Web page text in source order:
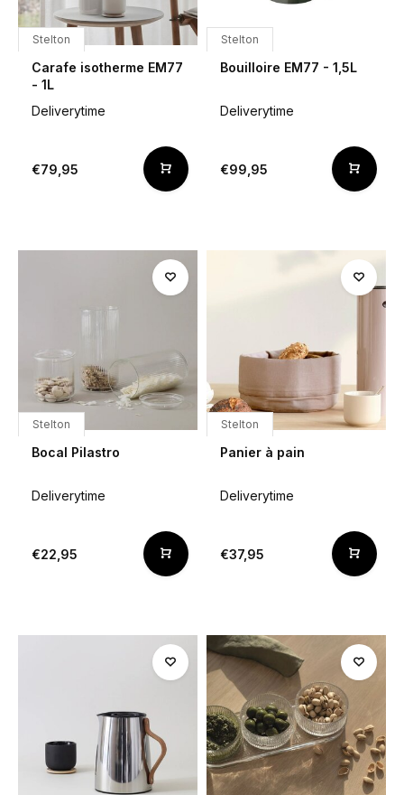
Stelton
Carafe isotherme EM77
- 1L
Deliverytime
€79,95
Stelton
Bouilloire EM77 - 1,5L
Deliverytime
€99,95
Stelton
Bocal Pilastro
Deliverytime
€22,95
Stelton
Panier à pain
Deliverytime
€37,95